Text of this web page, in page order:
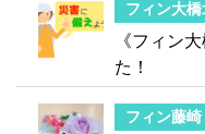
フィン大橋
《フィン
た！
フィン藤崎